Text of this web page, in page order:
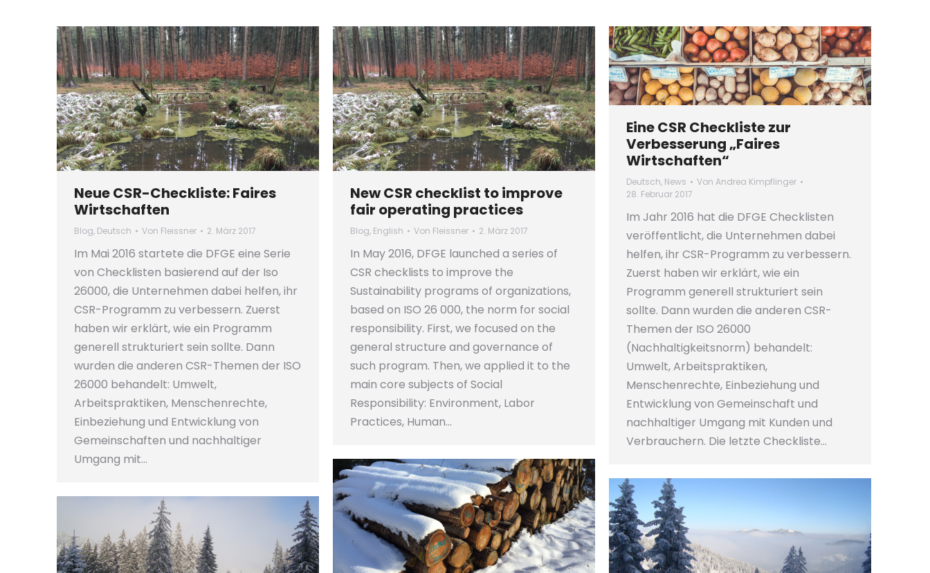
Neue CSR-Checkliste: Faires
Wirtschaften
Blog, Deutsch Von Fleissner 2. März 2017
Im Mai 2016 startete die DFGE eine Serie
von Checklisten basierend auf der Iso
26000, die Unternehmen dabei helfen, ihr
CSR-Programm zu verbessern. Zuerst
haben wir erklärt, wie ein Programm
generell strukturiert sein sollte. Dann
wurden die anderen CSR-Themen der ISO
26000 behandelt: Umwelt,
Arbeitspraktiken, Menschenrechte,
Einbeziehung und Entwicklung von
Gemeinschaften und nachhaltiger
Umgang mit…
New CSR checklist to improve
fair operating practices
Blog, English Von Fleissner 2. März 2017
In May 2016, DFGE launched a series of
CSR checklists to improve the
Sustainability programs of organizations,
based on ISO 26 000, the norm for social
responsibility. First, we focused on the
general structure and governance of
such program. Then, we applied it to the
main core subjects of Social
Responsibility: Environment, Labor
Practices, Human…
Eine CSR Checkliste zur
Verbesserung „Faires
Wirtschaften“
Deutsch, News Von Andrea Kimpflinger
28. Februar 2017
Im Jahr 2016 hat die DFGE Checklisten
veröffentlicht, die Unternehmen dabei
helfen, ihr CSR-Programm zu verbessern.
Zuerst haben wir erklärt, wie ein
Programm generell strukturiert sein
sollte. Dann wurden die anderen CSR-
Themen der ISO 26000
(Nachhaltigkeitsnorm) behandelt:
Umwelt, Arbeitspraktiken,
Menschenrechte, Einbeziehung und
Entwicklung von Gemeinschaft und
nachhaltiger Umgang mit Kunden und
Verbrauchern. Die letzte Checkliste…